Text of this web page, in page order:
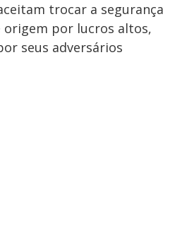
trocar a segurança
origem por lucros altos,
seus adversários